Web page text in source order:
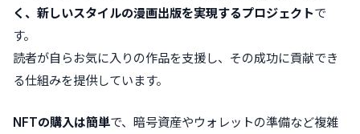
く、新しいスタイルの漫画出版を実現するプロジェクトで
す。
読者が自らお気に入りの作品を支援し、その成功に貢献でき
る仕組みを提供しています。
NFTの購入は簡単で、暗号資産やウォレットの準備など複雑